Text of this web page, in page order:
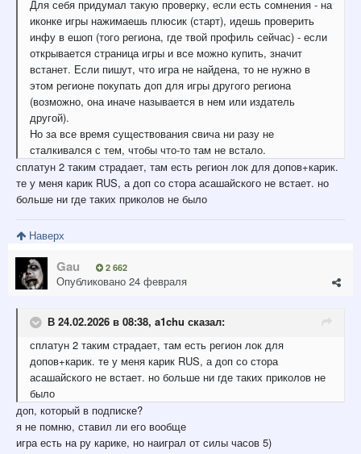
Для себя придумал такую проверку, если есть сомнения - на
иконке игры нажимаешь плюсик (старт), идешь проверить
инфу в ешоп (того региона, где твой профиль сейчас) - если
открывается страница игры и все можно купить, значит
встанет. Если пишут, что игра не найдена, то не нужно в
этом регионе покупать доп для игры другого региона
(возможно, она иначе называется в нем или издатель
другой).
Но за все время существования свича ни разу не
сталкивался с тем, чтобы что-то там не встало.
сплатун 2 таким страдает, там есть регион лок для допов+карик.
те у меня карик RUS, а доп со стора асашайского не встает. но
больше ни где таких приколов не было
Наверх
Gau 2 662
Опубликовано 24 февраля
В 24.02.2026 в 08:38, a1chu сказал:
сплатун 2 таким страдает, там есть регион лок для
допов+карик. те у меня карик RUS, а доп со стора
асашайского не встает. но больше ни где таких приколов не
было
доп, который в подписке?
я не помню, ставил ли его вообще
игра есть на ру карике, но наиграл от силы часов 5)